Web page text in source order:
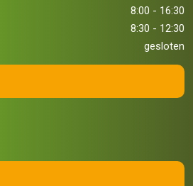
8:00 - 16:30
8:30 - 12:30
gesloten